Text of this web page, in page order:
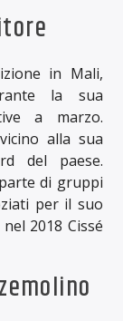
in Mali,
la sua
a marzo.
alla sua
del paese.
di gruppi
per il suo
2018 Cissé